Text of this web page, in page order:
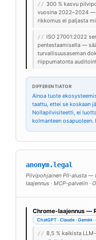
// 300 % kasvu
vuosina 2022–2024
rikkomus ei paljasta
// ISO 27001:2022
pentestaamisella —
turvallisuusaseman
riippumatonta
DIFFERENTIATOR
Ainoa tuote
taattu, ettei se koskaan
Nollapilvisiteetti, ei
kolmanteen
anonym.legal
Pilvipohjainen PII-alusta —
laajennus · MCP-palvelin ·
Chrome-laajennus —
ChatGPT · Claude · Gemini
// 8,5 % kaikista